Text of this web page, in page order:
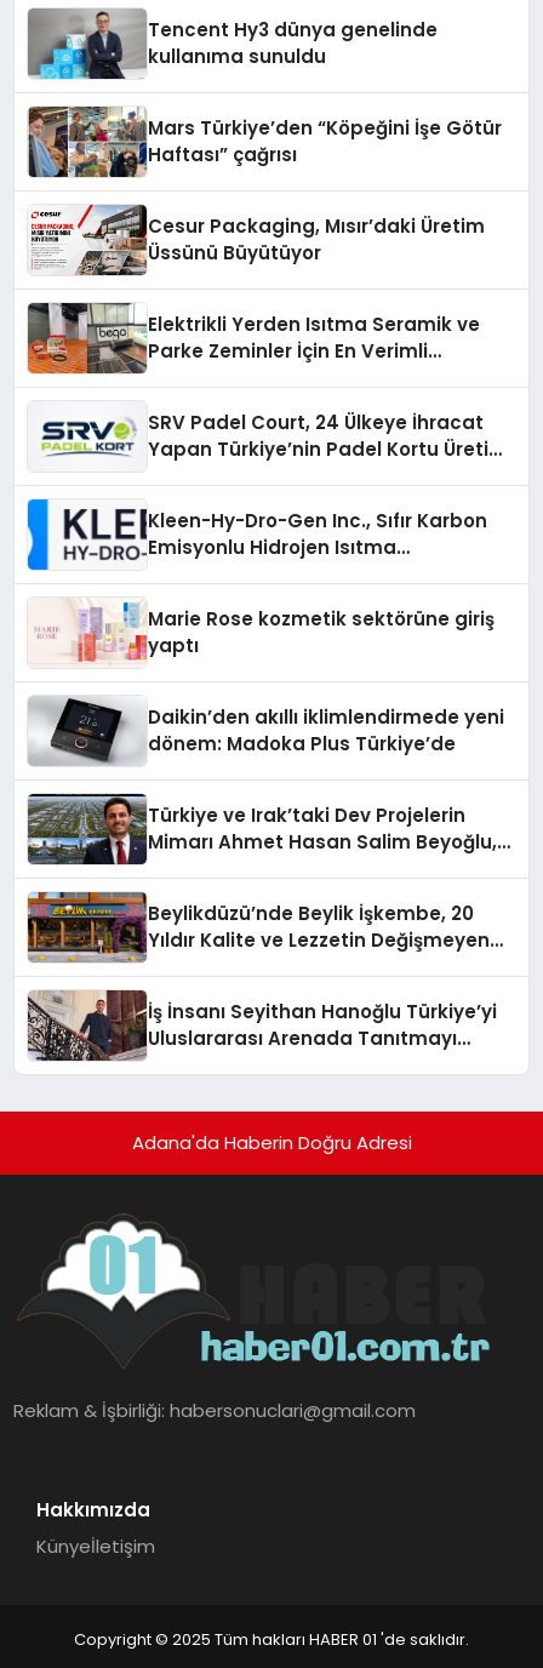
Tencent Hy3 dünya genelinde
kullanıma sunuldu
Mars Türkiye’den “Köpeğini İşe Götür
Haftası” çağrısı
Cesur Packaging, Mısır’daki Üretim
Üssünü Büyütüyor
Elektrikli Yerden Isıtma Seramik ve
Parke Zeminler İçin En Verimli
SRV Padel Court, 24 Ülkeye İhracat
Yapan Türkiye’nin Padel Kortu Üretim
Kleen-Hy-Dro-Gen Inc., Sıfır Karbon
Emisyonlu Hidrojen Isıtma
Marie Rose kozmetik sektörüne giriş
yaptı
Daikin’den akıllı iklimlendirmede yeni
dönem: Madoka Plus Türkiye’de
Türkiye ve Irak’taki Dev Projelerin
Mimarı Ahmet Hasan Salim Beyoğlu,
Hayata Geçirecek
Beylikdüzü’nde Beylik İşkembe, 20
Yıldır Kalite ve Lezzetin Değişmeyen
İş İnsanı Seyithan Hanoğlu Türkiye’yi
Uluslararası Arenada Tanıtmayı
Adana'da Haberin Doğru Adresi
Reklam & İşbirliği:habersonuclari@gmail.com
Hakkımızda
Künyeİletişim
Copyright © 2025 Tüm hakları HABER 01 'de saklıdır.